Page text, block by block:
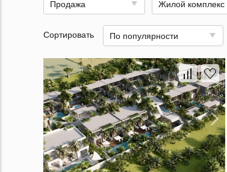
Продажа Жилой комплекс
Сортировать По популярности